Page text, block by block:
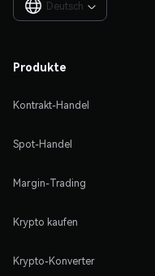
Deutsch 
Produkte
Kontrakt-Handel
Spot-Handel
Margin-Trading
Krypto kaufen
Krypto-Konverter